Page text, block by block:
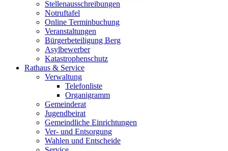
Stellenausschreibungen
Notruftafel
Online Terminbuchung
Veranstaltungen
Bürgerbeteiligung Berg
Asylbewerber
Katastrophenschutz
Rathaus & Service
Verwaltung
Telefonliste
Organigramm
Gemeinderat
Jugendbeirat
Gemeindliche Einrichtungen
Ver- und Entsorgung
Wahlen und Entscheide